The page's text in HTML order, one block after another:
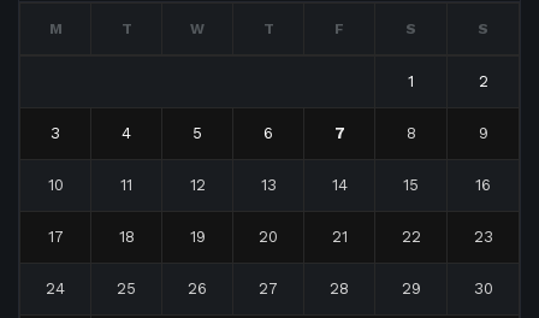
M T W T F S S
1 2
3 4 5 6 7 8 9
10 11 12 13 14 15 16
17 18 19 20 21 22 23
24 25 26 27 28 29 30